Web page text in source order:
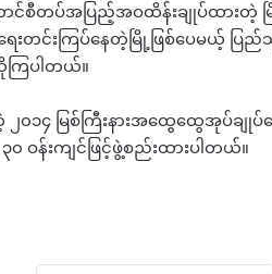
ောင်စီတပ်အပြည့်အဝထိန်းချုပ်ထားတဲ့
ရေးတင်းကြပ်နေတဲ့မြို့ဖြစ်ပေမယ့်
ြပါတယ်။
တဲ့ ၂၀၁၄ မြစ်ကြီးနားအ‌ထွေထွေအုပ်ခ
ဝန်းကျင်ဖြင့်ဖွဲ့စည်းထားပါတယ်။